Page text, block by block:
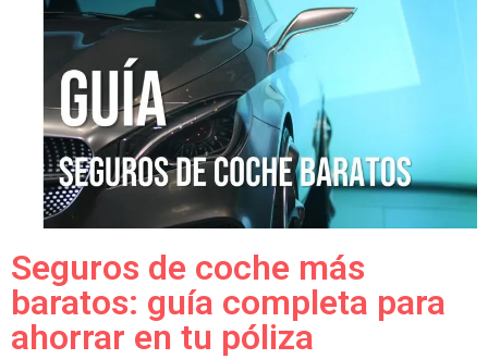
Seguros de coche más
baratos: guía completa para
ahorrar en tu póliza